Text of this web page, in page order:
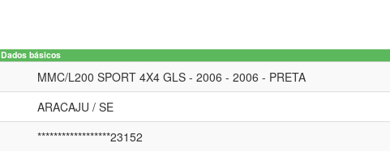
Dados básicos
MMC/L200 SPORT 4X4 GLS - 2006 - 2006 - PRETA
ARACAJU / SE
******************23152